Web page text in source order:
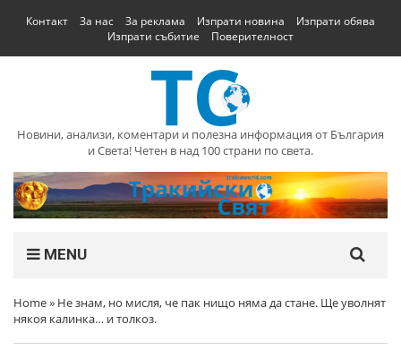
Контакт За нас За реклама Изпрати новина
Изпрати обява
Изпрати събитие
Поверителност
Новини, анализи, коментари и полезна информация от България
и Света! Четен в над 100 страни по света.
MENU
Home» Не знам, но мисля, че пак нищо няма да стане. Ще уволнят
някоя калинка… и толкоз.